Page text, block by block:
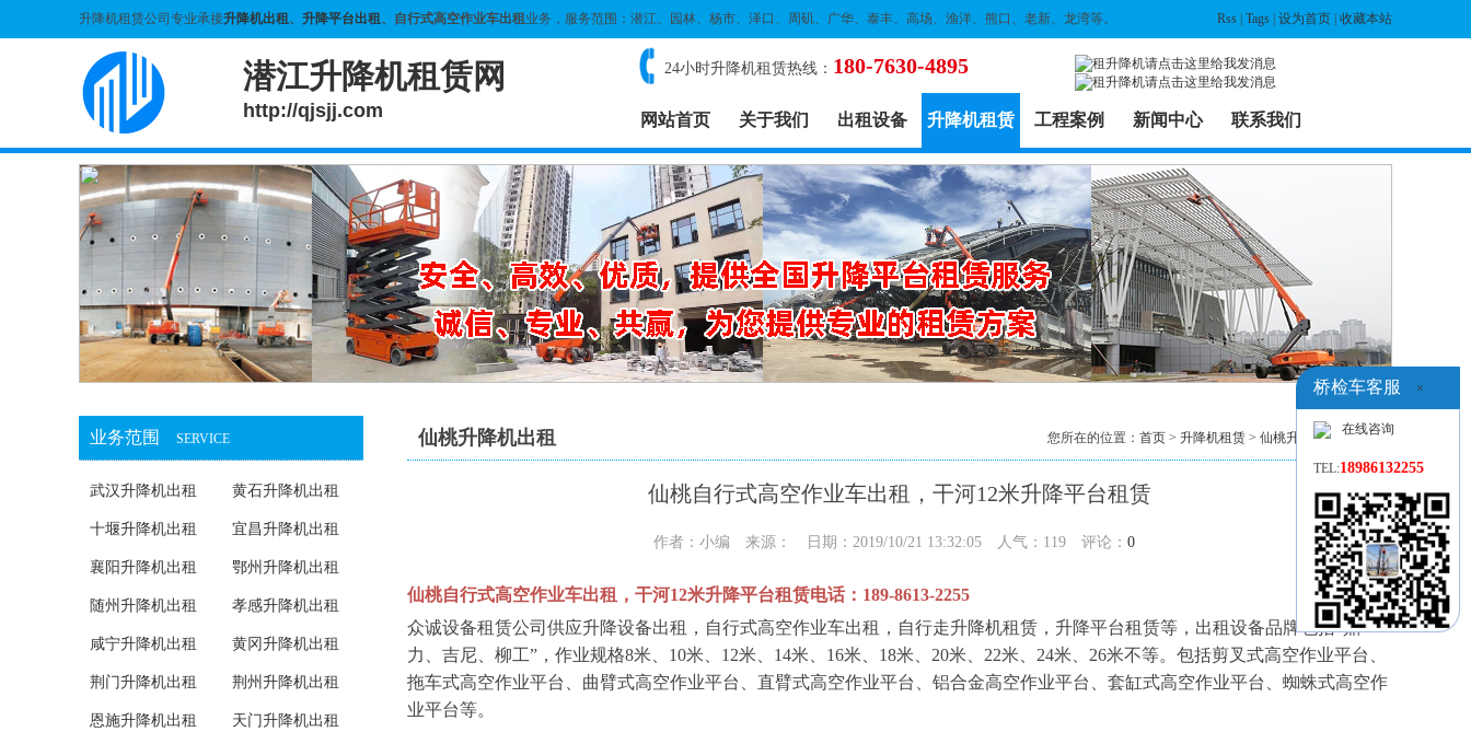
升降机租赁公司专业承接升降机出租、 升降平台出租、自行式高空作业车出租业务，服务范围：潜江、园林、杨市、泽口、周矶、广华、泰丰、高场、渔洋、熊口、老新、龙湾等。 Rss Tags 设为首页 收藏本站
潜江升降机租赁网
http://qjsjj.com
24小时升降机租赁热线： 180-7630-4895
网站首页 关于我们 出租设备 升降机租赁 工程案例 新闻中心 联系我们
业务范围 SERVICE
武汉升降机出租 黄石升降机出租
十堰升降机出租 宜昌升降机出租
襄阳升降机出租 鄂州升降机出租
随州升降机出租 孝感升降机出租
咸宁升降机出租 黄冈升降机出租
荆门升降机出租 荆州升降机出租
恩施升降机出租 天门升降机出租
您所在的位置： 首页 > 升降机租赁 > 仙桃升降机出租> 列表
仙桃升降机出租
仙桃自行式高空作业车出租，干河12米升降平台租赁
作者：小编 来源： 日期：2019/10/21 13:32:05 人气： 119 评论： 0
仙桃自行式高空作业车出租，干河12米升降平台租赁电话：189-8613-2255
众诚设备租赁公司供应升降设备出租，自行式高空作业车出租，自行走升降机租赁，升降平台租赁等，出租设备品牌包括“鼎
力、吉尼、柳工”，作业规格8米、10米、12米、14米、16米、18米、20米、22米、24米、26米不等。包括剪叉式高空作业平台、
拖车式高空作业平台、曲臂式高空作业平台、直臂式高空作业平台、铝合金高空作业平台、套缸式高空作业平台、蜘蛛式高空作
业平台等。
桥检车客服 ×
在线咨询
TEL:18986132255